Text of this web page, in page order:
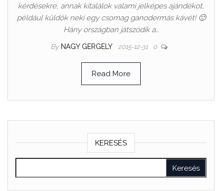
kérdésekre, annak kitalálok valami jelképes ajándékot,
például küldök neki egy csomag ganodermás kávét! 🙂
Hány országban játszódik a…
By NAGY GERGELY 2015-12-31 0
Read More
KERESÉS